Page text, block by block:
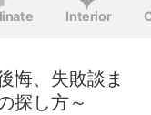
Interior
悔、失敗談ま
探し方～